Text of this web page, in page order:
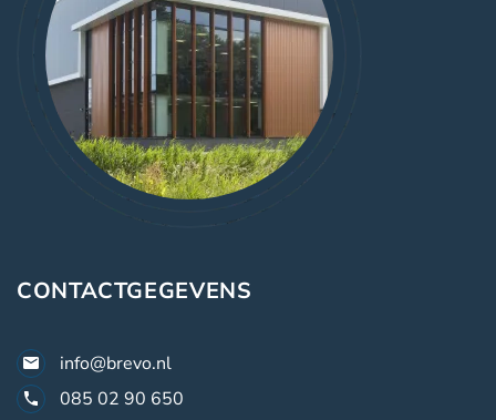
CONTACTGEGEVENS
info@brevo.nl
085 02 90 650